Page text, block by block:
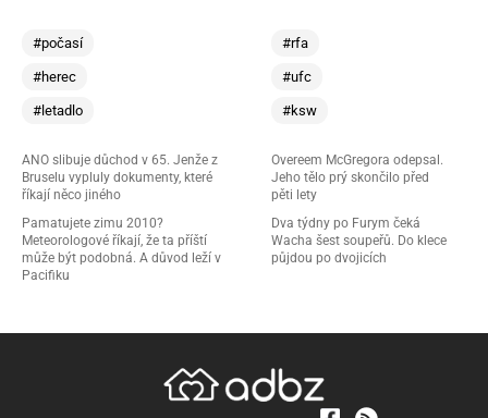
#počasí
#herec
#letadlo
ANO slibuje důchod v 65. Jenže z
Bruselu vypluly dokumenty, které
říkají něco jiného
Pamatujete zimu 2010?
Meteorologové říkají, že ta příští
může být podobná. A důvod leží v
Pacifiku
#rfa
#ufc
#ksw
Overeem McGregora odepsal.
Jeho tělo prý skončilo před
pěti lety
Dva týdny po Furym čeká
Wacha šest soupeřů. Do klece
půjdou po dvojicích